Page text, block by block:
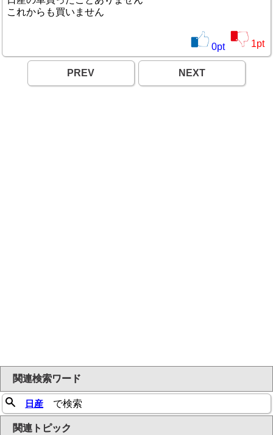
これからも買いません
0pt 1pt
PREV NEXT
関連検索ワード
日産 で検索
関連トピック